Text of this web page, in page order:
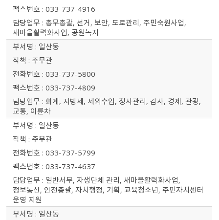
033-737-4916
총무총괄, 선거, 보안, 도로관리, 주민숙원사업,
새마을활력화사업, 공원녹지
일산동
주무관
033-737-5800
033-737-4809
회계, 지방세, 세외수입, 청사관리, 감사, 경제, 관광,
교통, 이륜차
일산동
주무관
033-737-5799
033-737-4637
일반서무, 자생단체 관리, 새마을활력화사업,
정보통신, 안전총괄, 자치행정, 기획, 교육청소년, 주민자치센터
운영 지원
일산동